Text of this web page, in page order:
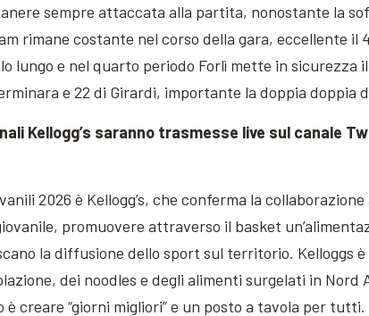
sempre attaccata alla partita, nonostante la
rimane costante nel corso della gara, eccellente il
lungo e nel quarto periodo Forlì mette in sicurezza
e 22 di Girardi, importante la doppia doppia di
Kellogg’s saranno trasmesse live sul canale
2026 è Kellogg’s, che conferma la
promuovere attraverso il basket
la diffusione dello sport sul territorio. Kelloggs è
dei noodles e degli alimenti surgelati in Nord
creare “giorni migliori” e un posto a tavola per